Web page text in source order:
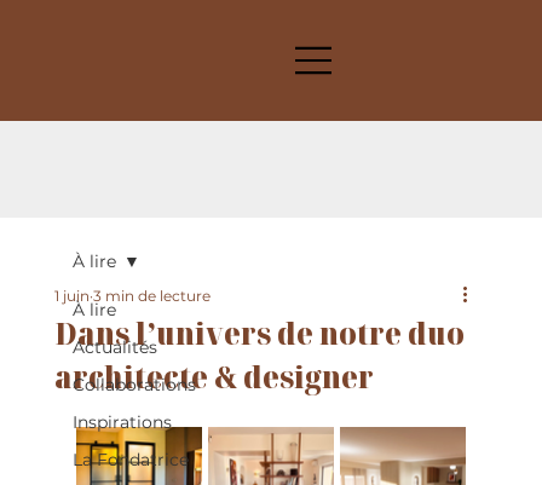
À lire
Actualités
Collaborations
Inspirations
La Fondatrice
À lire
Dans l’univers de notre duo
architecte & designer
1 juin 3 min de lecture